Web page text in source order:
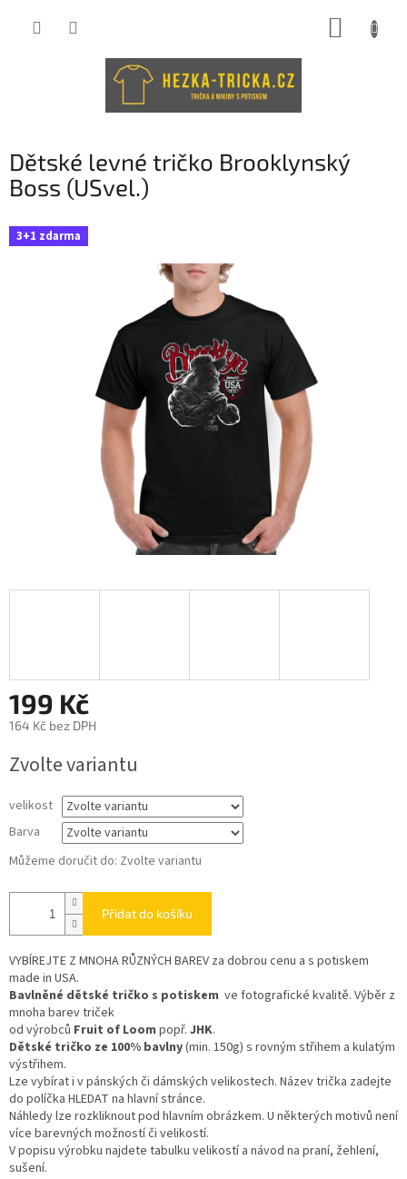
Dětské levné tričko Brooklynský
Boss (USvel.)
3+1 zdarma
199 Kč
164 Kč bez DPH
cena:
Zvolte variantu
velikost
Barva
Můžeme doručit do: Zvolte variantu
Přidat do košíku
VYBÍREJTE Z MNOHA RŮZNÝCH BAREV za dobrou cenu a s potiskem
made in USA.
Bavlněné dětské tričko s potiskem ve fotografické kvalitě. Výběr z
mnoha barev triček
od výrobců Fruit of Loom popř. JHK.
Dětské tričko ze 100% bavlny(min. 150g) s rovným střihem a kulatým
výstřihem.
Lze vybírat i v pánských či dámských velikostech. Název trička zadejte
do políčka HLEDAT na hlavní stránce.
Náhledy lze rozkliknout pod hlavním obrázkem. U některých motivů není
více barevných možností či velikostí.
V popisu výrobku najdete tabulku velikostí a návod na praní, žehlení,
sušení.